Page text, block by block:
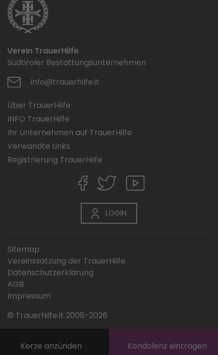
Kerze anzünden Kondolenz eintragen
Verein TrauerHilfe
Südtiroler Bestattungsunternehmen
info@trauerhilfe.it
Über TrauerHilfe
INFO TrauerHilfe
Ihr Unternehmen auf TrauerHilfe
Verwandte Links
Registrierung TrauerHilfe
LOGIN
Sitemap
Vereinssatzung der TrauerHilfe
Datenschutzerklärung
AGB
Impressum
© Trauerhilfe.it 2008-2026